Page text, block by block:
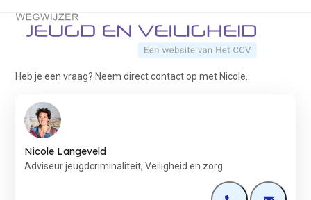
Terug naar de startpagina
Heb je een vraag? Neem direct contact op met Nicole.
Nicole Langeveld
Adviseur jeugdcriminaliteit, Veiligheid en zorg